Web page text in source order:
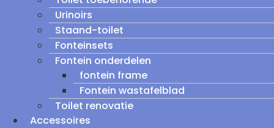
Urinoirs
Staand-toilet
Fonteinsets
Fontein onderdelen
fontein frame
Fontein wastafelblad
Toilet renovatie
Accessoires